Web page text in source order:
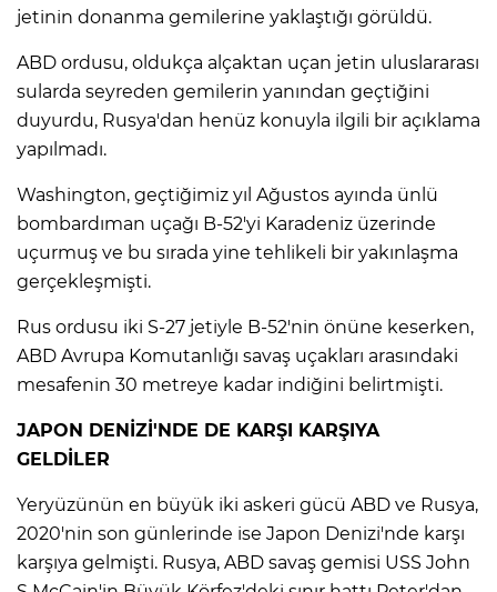
jetinin donanma gemilerine yaklaştığı görüldü.​​​​​​​
ABD ordusu, oldukça alçaktan uçan jetin uluslararası
sularda seyreden gemilerin yanından geçtiğini
duyurdu, Rusya'dan henüz konuyla ilgili bir açıklama
yapılmadı.​​​​​​​
Washington, geçtiğimiz yıl Ağustos ayında ünlü
bombardıman uçağı B-52'yi Karadeniz üzerinde
uçurmuş ve bu sırada yine tehlikeli bir yakınlaşma
gerçekleşmişti.​​​​​​​
Rus ordusu iki S-27 jetiyle B-52'nin önüne keserken,
ABD Avrupa Komutanlığı savaş uçakları arasındaki
mesafenin 30 metreye kadar indiğini belirtmişti.​​​​​​​
JAPON DENİZİ'NDE DE KARŞI KARŞIYA
GELDİLER
Yeryüzünün en büyük iki askeri gücü ABD ve Rusya,
2020'nin son günlerinde ise Japon Denizi'nde karşı
karşıya gelmişti. Rusya, ABD savaş gemisi USS John